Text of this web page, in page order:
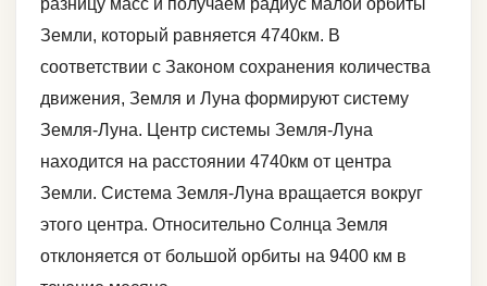
разницу масс и получаем радиус малой орбиты
Земли, который равняется 4740км. В
соответствии с Законом сохранения количества
движения, Земля и Луна формируют систему
Земля-Луна. Центр системы Земля-Луна
находится на расстоянии 4740км от центра
Земли. Система Земля-Луна вращается вокруг
этого центра. Относительно Солнца Земля
отклоняется от большой орбиты на 9400 км в